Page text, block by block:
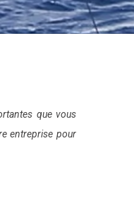
que vous
entreprise pour